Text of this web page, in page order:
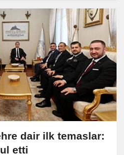
dair ilk temaslar:
etti